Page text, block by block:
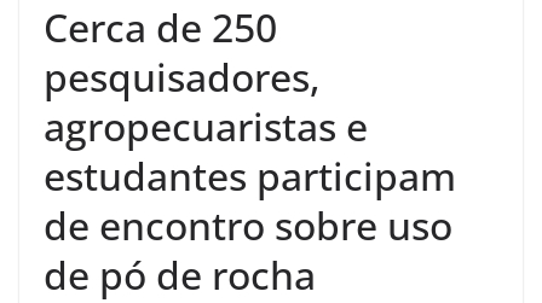
Cerca de 250
pesquisadores,
agropecuaristas e
estudantes participam
de encontro sobre uso
de pó de rocha